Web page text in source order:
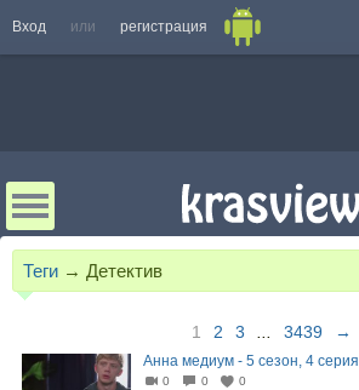
Вход или регистрация
Теги → Детектив
1 2 3 3439 →
Анна медиум - 5 сезон, 4 серия
0 0 0